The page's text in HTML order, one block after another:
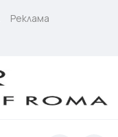
Реклама